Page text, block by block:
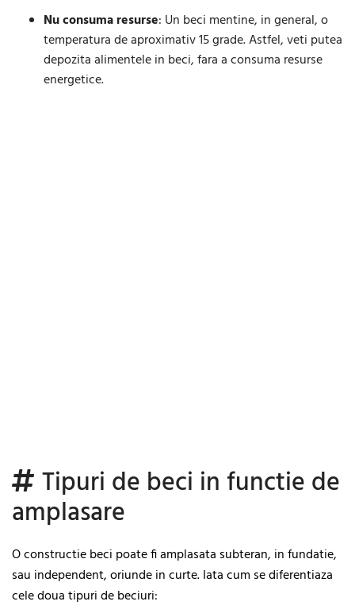
Nu consuma resurse: Un beci mentine, in general, o
temperatura de aproximativ 15 grade. Astfel, veti putea
depozita alimentele in beci, fara a consuma resurse
energetice.
Tipuri de beci in functie de
amplasare
O constructie beci poate fi amplasata subteran, in fundatie,
sau independent, oriunde in curte. Iata cum se diferentiaza
cele doua tipuri de beciuri: